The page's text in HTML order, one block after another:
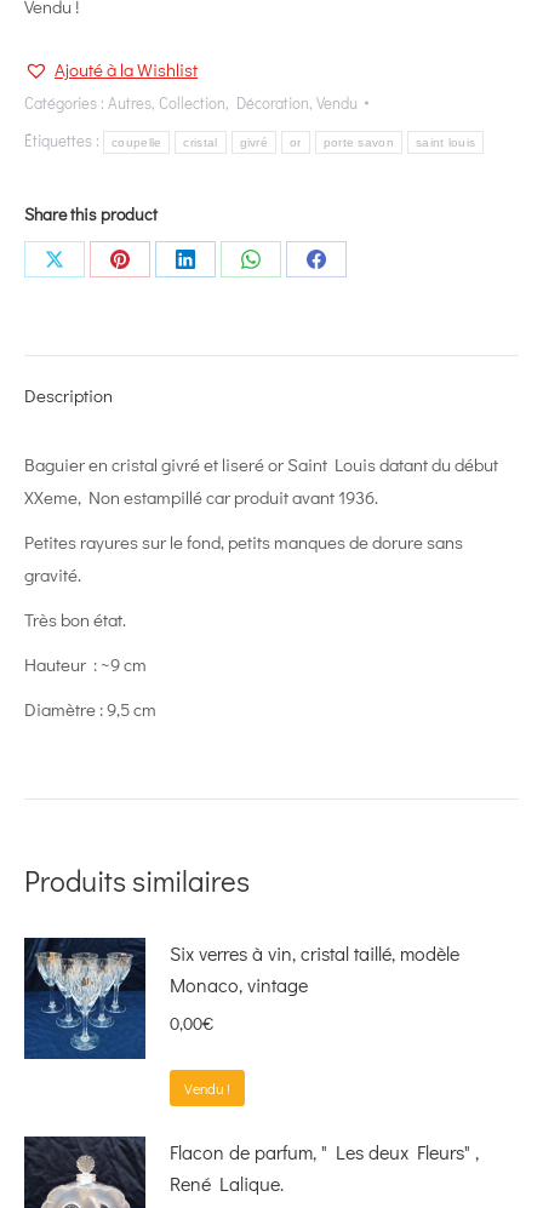
Vendu !
Ajouté à la Wishlist
Catégories : Autres, Collection, Décoration, Vendu
Étiquettes :
coupelle cristal givré or porte savon saint louis
Share this product
Share
Share
Share
Share
Share
Description
Baguier en cristal givré et liseré or Saint Louis datant du début
XXeme, Non estampillé car produit avant 1936.
Petites rayures sur le fond, petits manques de dorure sans
gravité.
Très bon état.
Hauteur : ~9 cm
Diamètre : 9,5 cm
Produits similaires
Six verres à vin, cristal taillé, modèle
Monaco, vintage
0,00€
Vendu !
Flacon de parfum, " Les deux Fleurs" ,
René Lalique.